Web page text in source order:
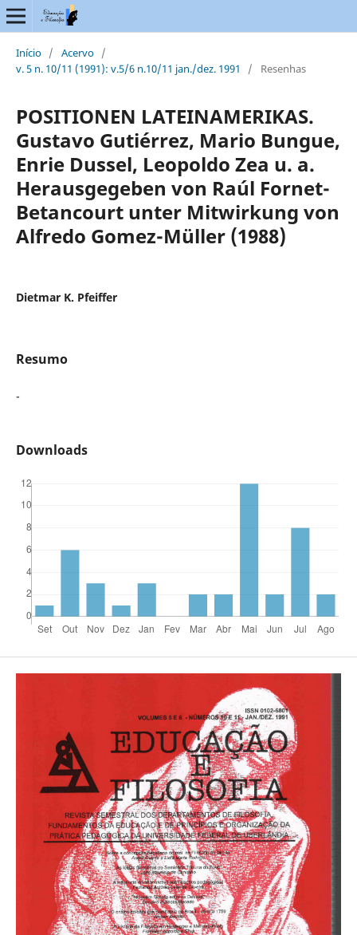
Início / Acervo /
v. 5 n. 10/11 (1991): v.5/6 n.10/11 jan./dez. 1991
/ Resenhas
POSITIONEN LATEINAMERIKAS.
Gustavo Gutiérrez, Mario Bungue,
Enrie Dussel, Leopoldo Zea u. a.
Herausgegeben von Raúl Fornet-
Betancourt unter Mitwirkung von
Alfredo Gomez-Müller (1988)
Dietmar K. Pfeiffer
Resumo
-
Downloads